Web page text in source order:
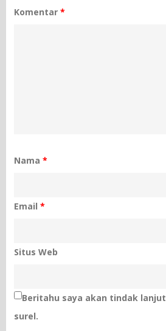
Komentar*
Nama*
Email*
Situs Web
Beritahu saya akan tindak
surel.